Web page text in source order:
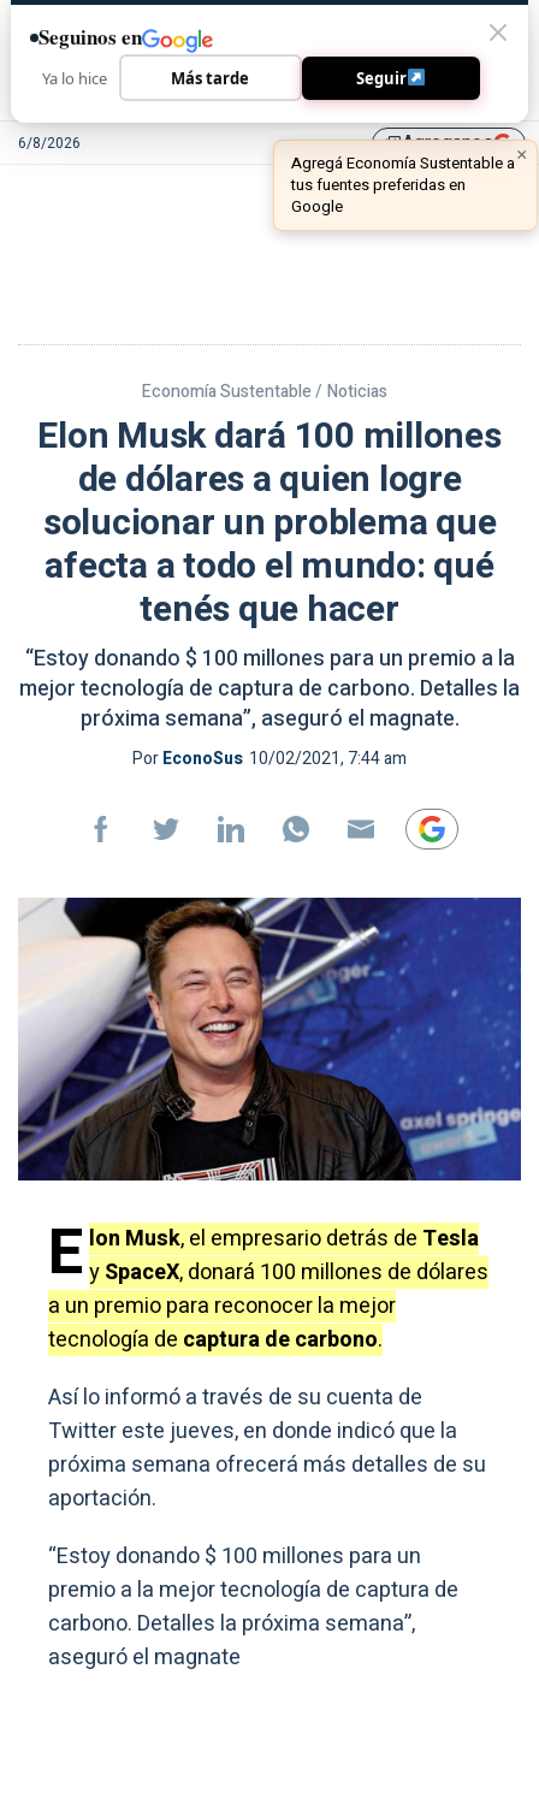
6/8/2026 library_addAgreganos
Economía Sustentable / Noticias
Elon Musk dará 100 millones
de dólares a quien logre
solucionar un problema que
afecta a todo el mundo: qué
tenés que hacer
“Estoy donando $ 100 millones para un premio a la
mejor tecnología de captura de carbono. Detalles la
próxima semana”, aseguró el magnate.
PorEconoSus 10/02/2021, 7:44 am
E lon Musk, el empresario detrás de Tesla
ySpaceX, donará 100 millones de dólares
a un premio para reconocer la mejor
tecnología de captura de carbono.
Así lo informó a través de su cuenta de
Twitter este jueves, en donde indicó que la
próxima semana ofrecerá más detalles de su
aportación.
“Estoy donando $ 100 millones para un
premio a la mejor tecnología de captura de
carbono. Detalles la próxima semana”,
aseguró el magnate
Seguinos en
Ya lo hice Más tarde Seguir